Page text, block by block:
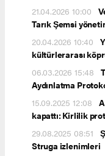
21.04.2026 10:00
Tarık Şemsi
20.04.2026 10:40
kültürlerarası
06.03.2026 15:48
Aydınlatma
15.09.2025 12:08
kapattı: Kirlilik
29.08.2025 08:51
Struga izlenimleri